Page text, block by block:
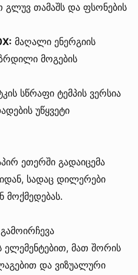
თამაშს და ფსონების
მაღალი ენერგიის
მოგების
სწრაფი ტემპის ვერსია
უწყვეტი
ეთერში გადაიცემა
სადაც დილერები
ელემენტებით, მათ შორის
და ვიზუალური